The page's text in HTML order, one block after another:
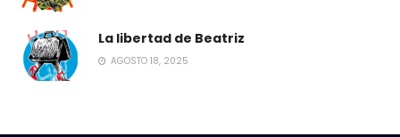
La libertad de Beatriz
AGOSTO 18, 2025